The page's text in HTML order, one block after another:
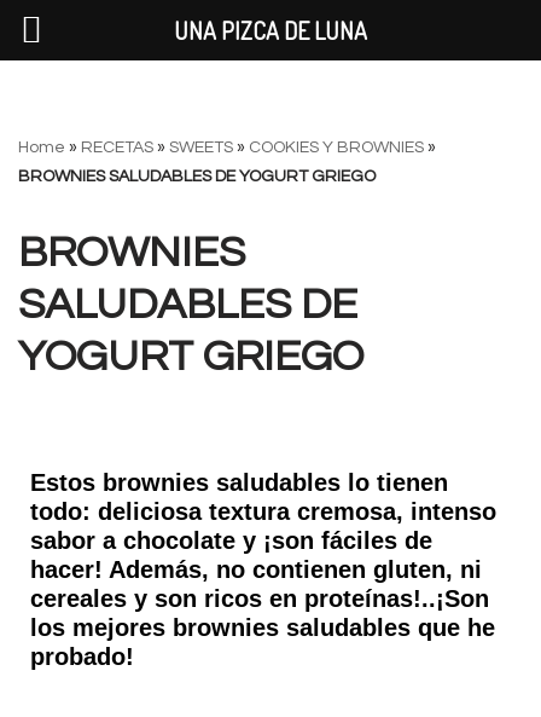
al
contenido
Home » RECETAS » SWEETS » COOKIES Y BROWNIES »
BROWNIES SALUDABLES DE YOGURT GRIEGO
BROWNIES
SALUDABLES DE
YOGURT GRIEGO
Estos brownies saludables lo tienen
todo: deliciosa textura cremosa, intenso
sabor a chocolate y ¡son fáciles de
hacer! Además, no contienen gluten, ni
cereales y son ricos en proteínas!..¡Son
los mejores brownies saludables que he
probado!
UNA PIZCA DE LUNA